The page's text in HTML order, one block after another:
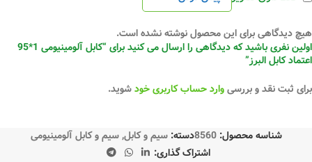
هیچ دیدگاهی برای این محصول نوشته نشده است.
اولین نفری باشید که دیدگاهی را ارسال می کنید برای “کابل آلومینیومی 1*95
اعتماد کابل البرز”
برای ثبت نقد و بررسیوارد حساب کاربری خودشوید.
شناسه محصول:8560دسته: سیم و کابل, سیم و کابل آلومینیومی
اشتراک گذاری: